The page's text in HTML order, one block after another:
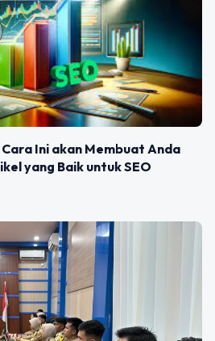
Ini akan Membuat Anda
yang Baik untuk SEO